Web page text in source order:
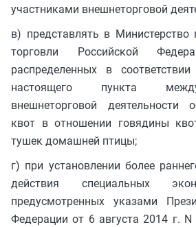
участниками внешнеторговой
в) представлять в
торговли Российской
распределенных в
настоящего пункта
внешнеторговой деятельности
квот в отношении говядины
тушек домашней птицы;
г) при установлении более
действия специальных
предусмотренных указами
Федерации от 6 августа 2014 г.